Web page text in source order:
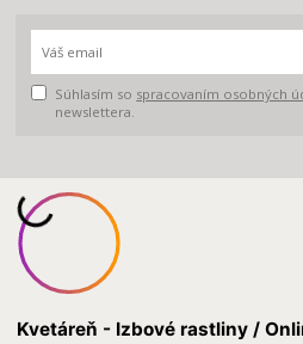
Súhlasím so spracovaním osobných
newslettera.